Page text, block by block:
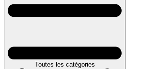
Toutes les catégories